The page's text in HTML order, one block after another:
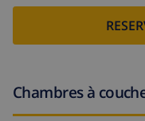
piscine privée
mobilier de jardin
Chambres à